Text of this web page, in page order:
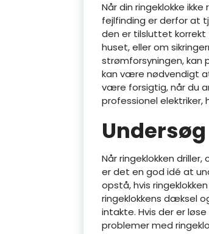
Når din ringeklokke
fejlfinding er derfor at
den er tilsluttet korrekt
huset, eller om
strømforsyningen, kan
kan være nødvendigt
være forsigtig, når du
professionel elektriker,
Når ringeklokken
er det en god idé at
opstå, hvis
ringeklokkens dæksel
intakte. Hvis der er
problemer med